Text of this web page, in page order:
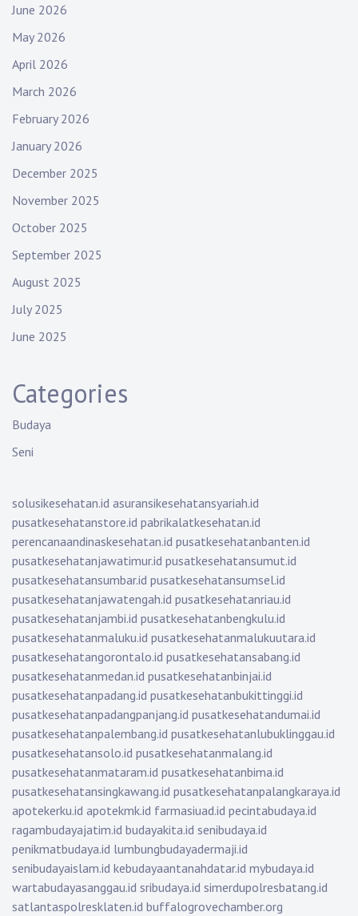
June 2026
May 2026
April 2026
March 2026
February 2026
January 2026
December 2025
November 2025
October 2025
September 2025
August 2025
July 2025
June 2025
Categories
Budaya
Seni
solusikesehatan.id asuransikesehatansyariah.id
pusatkesehatanstore.id pabrikalatkesehatan.id
perencanaandinaskesehatan.id pusatkesehatanbanten.id
pusatkesehatanjawatimur.id pusatkesehatansumut.id
pusatkesehatansumbar.id pusatkesehatansumsel.id
pusatkesehatanjawatengah.id pusatkesehatanriau.id
pusatkesehatanjambi.id pusatkesehatanbengkulu.id
pusatkesehatanmaluku.id pusatkesehatanmalukuutara.id
pusatkesehatangorontalo.id pusatkesehatansabang.id
pusatkesehatanmedan.id pusatkesehatanbinjai.id
pusatkesehatanpadang.id pusatkesehatanbukittinggi.id
pusatkesehatanpadangpanjang.id pusatkesehatandumai.id
pusatkesehatanpalembang.id pusatkesehatanlubuklinggau.id
pusatkesehatansolo.id pusatkesehatanmalang.id
pusatkesehatanmataram.id pusatkesehatanbima.id
pusatkesehatansingkawang.id pusatkesehatanpalangkaraya.id
apotekerku.id apotekmk.id farmasiuad.id pecintabudaya.id
ragambudayajatim.id budayakita.id senibudaya.id
penikmatbudaya.id lumbungbudayadermaji.id
senibudayaislam.id kebudayaantanahdatar.id mybudaya.id
wartabudayasanggau.id sribudaya.id simerdupolresbatang.id
satlantaspolresklaten.id buffalogrovechamber.org